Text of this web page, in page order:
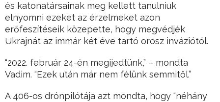
és katonatársainak meg kellett tanulniuk
elnyomni ezeket az érzelmeket azon
erőfeszítéseik közepette, hogy megvédjék
Ukrajnát az immár két éve tartó orosz inváziótól.
“2022. február 24-én megijedtünk,” – mondta
Vadim. “Ezek után már nem félünk semmitől.”
A 406-os drónpilótája azt mondta, hogy “néhány